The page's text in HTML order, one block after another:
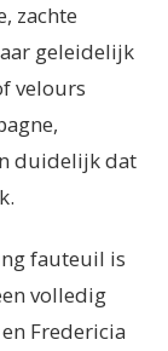
zachte
geleidelijk
velours
duidelijk dat
fauteuil is
volledig
Fredericia